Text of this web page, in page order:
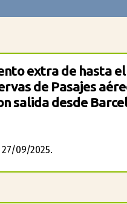
extra de hasta
de Pasajes
salida desde
09/2025.